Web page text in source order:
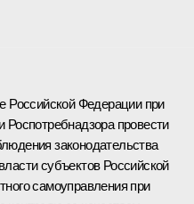
Российской Федерации при
Роспотребнадзора провести
законодательства
субъектов Российской
самоуправления при